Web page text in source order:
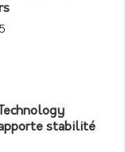
stabilité